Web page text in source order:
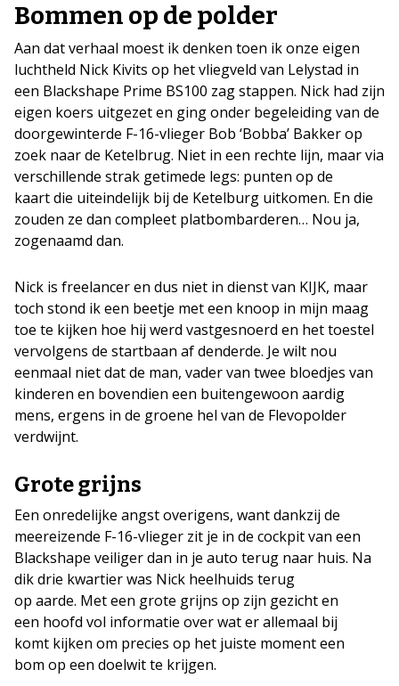
Bommen op de polder
Aan dat verhaal moest ik denken toen ik onze eigen
luchtheld Nick Kivits op het vliegveld van Lelystad in
een Blackshape Prime BS100 zag stappen. Nick had zijn
eigen koers uitgezet en ging onder begeleiding van de
doorgewinterde F-16-vlieger Bob ‘Bobba’ Bakker op
zoek naar de Ketelbrug. Niet in een rechte lijn, maar via
verschillende strak getimede legs: punten op de
kaart die uiteindelijk bij de Ketelburg uitkomen. En die
zouden ze dan compleet platbombarderen… Nou ja,
zogenaamd dan.
Nick is freelancer en dus niet in dienst van KIJK, maar
toch stond ik een beetje met een knoop in mijn maag
toe te kijken hoe hij werd vastgesnoerd en het toestel
vervolgens de startbaan af denderde. Je wilt nou
eenmaal niet dat de man, vader van twee bloedjes van
kinderen en bovendien een buitengewoon aardig
mens, ergens in de groene hel van de Flevopolder
verdwijnt.
Grote grijns
Een onredelijke angst overigens, want dankzij de
meereizende F-16-vlieger zit je in de cockpit van een
Blackshape veiliger dan in je auto terug naar huis. Na
dik drie kwartier was Nick heelhuids terug
op aarde. Met een grote grijns op zijn gezicht en
een hoofd vol informatie over wat er allemaal bij
komt kijken om precies op het juiste moment een
bom op een doelwit te krijgen.